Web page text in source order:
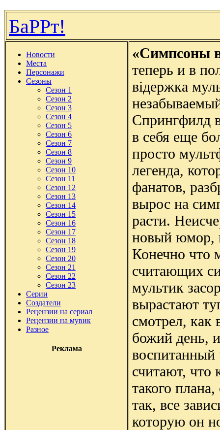
БаРРт!
Новости
Места
Персонажи
Сезоны
Сезон 1
Сезон 2
Сезон 3
Сезон 4
Сезон 5
Сезон 6
Сезон 7
Сезон 8
Сезон 9
Сезон 10
Сезон 11
Сезон 12
Сезон 13
Сезон 14
Сезон 15
Сезон 16
Сезон 17
Сезон 18
Сезон 19
Сезон 20
Сезон 21
Сезон 22
Сезон 23
Серии
Создатели
Рецензии на сериал
Рецензии на мувик
Разное
Реклама
«Симпсоны
теперь и в
відержка
Спрингфилд
в себя еще
просто
легенда,
фанатов,
вырос на
расти.
новый юмор,
Конечно что
считающих
мультик
вырастают
смотрел, как
божий день,
считают,
такого
так, все
которую он